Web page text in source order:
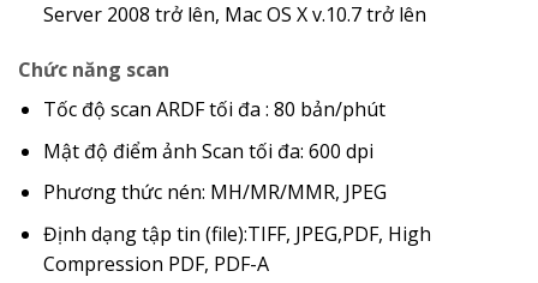
Server 2008 trở lên, Mac OS X v.10.7 trở lên
Chức năng scan
Tốc độ scan ARDF tối đa : 80 bản/phút
Mật độ điểm ảnh Scan tối đa: 600 dpi
Phương thức nén: MH/MR/MMR, JPEG
Định dạng tập tin (file):TIFF, JPEG,PDF, High
Compression PDF, PDF-A